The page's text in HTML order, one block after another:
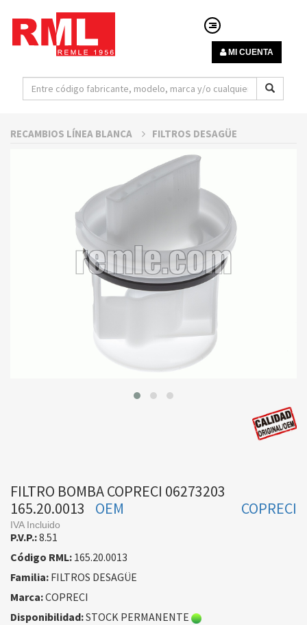
MI CUENTA
RECAMBIOS LÍNEA BLANCA FILTROS DESAGÜE
FILTRO BOMBA COPRECI 06273203
165.20.0013
COPRECI
OEM
IVA Incluido
P.V.P.:8.51
Código RML: 165.20.0013
Familia: FILTROS DESAGÜE
Marca:COPRECI
Disponibilidad:STOCK PERMANENTE